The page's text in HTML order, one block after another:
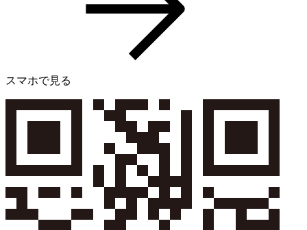
スマホで見る